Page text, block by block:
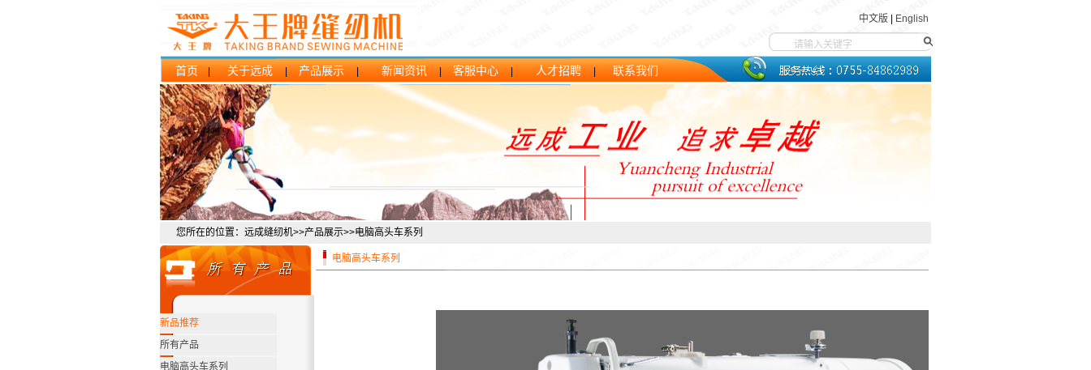
中文版 English
首页 关于远成 产品展示| 新闻资讯 客服中心| 人才招聘 联系我们
您所在的位置：远成缝纫机>>产品展示>>电脑高头车系列
新品推荐
所有产品
电脑高头车系列
电脑高头车系列